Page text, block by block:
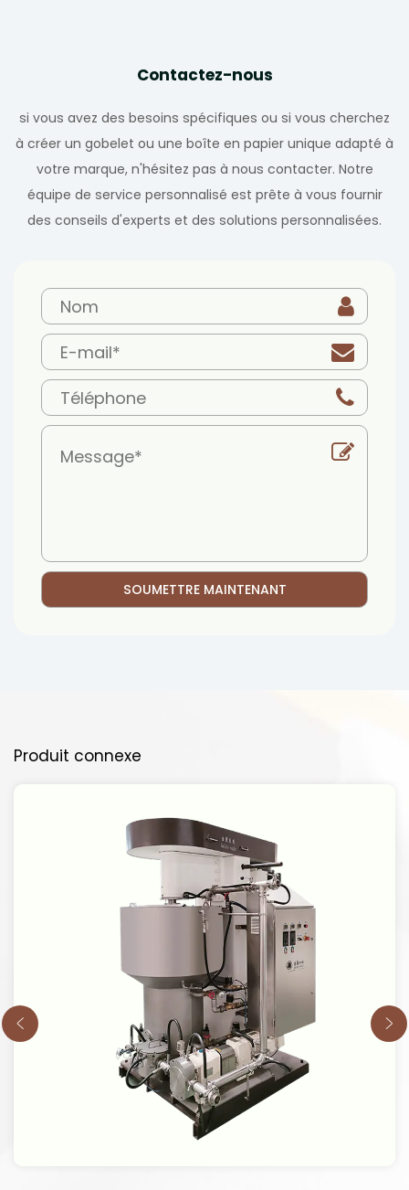
Contactez-nous
si vous avez des besoins spécifiques ou si vous cherchez
à créer un gobelet ou une boîte en papier unique adapté à
votre marque, n'hésitez pas à nous contacter. Notre
équipe de service personnalisé est prête à vous fournir
des conseils d'experts et des solutions personnalisées.
Produit connexe